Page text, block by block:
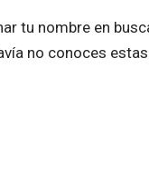
tu nombre en
no conoces